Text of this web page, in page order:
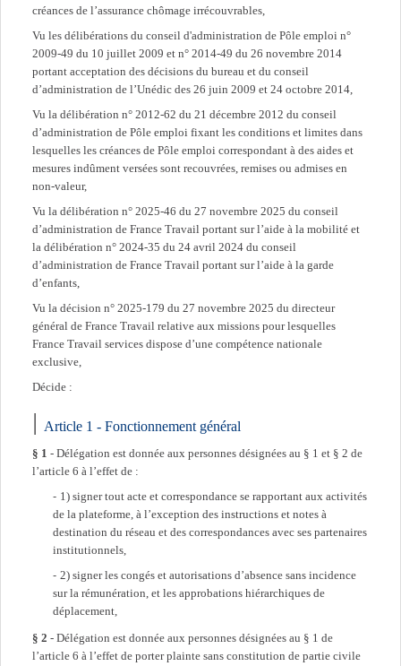
créances de l’assurance chômage irrécouvrables,
Vu les délibérations du conseil d'administration de Pôle emploi n°
2009-49 du 10 juillet 2009 et n° 2014-49 du 26 novembre 2014
portant acceptation des décisions du bureau et du conseil
d’administration de l’Unédic des 26 juin 2009 et 24 octobre 2014,
Vu la délibération n° 2012-62 du 21 décembre 2012 du conseil
d’administration de Pôle emploi fixant les conditions et limites dans
lesquelles les créances de Pôle emploi correspondant à des aides et
mesures indûment versées sont recouvrées, remises ou admises en
non-valeur,
Vu la délibération n° 2025-46 du 27 novembre 2025 du conseil
d’administration de France Travail portant sur l’aide à la mobilité et
la délibération n° 2024-35 du 24 avril 2024 du conseil
d’administration de France Travail portant sur l’aide à la garde
d’enfants,
Vu la décision n° 2025-179 du 27 novembre 2025 du directeur
général de France Travail relative aux missions pour lesquelles
France Travail services dispose d’une compétence nationale
exclusive,
Décide :
Article 1 - Fonctionnement général
§ 1 - Délégation est donnée aux personnes désignées au § 1 et § 2 de
l’article 6 à l’effet de :
1) signer tout acte et correspondance se rapportant aux activités
de la plateforme, à l’exception des instructions et notes à
destination du réseau et des correspondances avec ses partenaires
institutionnels,
2) signer les congés et autorisations d’absence sans incidence
sur la rémunération, et les approbations hiérarchiques de
déplacement,
§ 2 - Délégation est donnée aux personnes désignées au § 1 de
l’article 6 à l’effet de porter plainte sans constitution de partie civile